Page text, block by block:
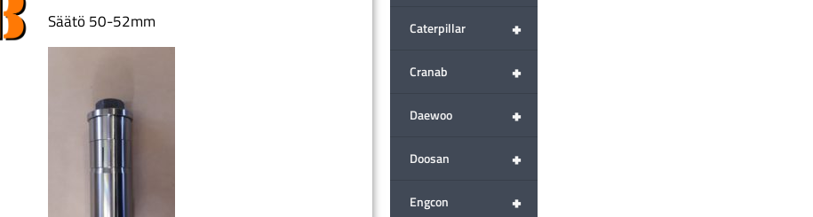
Säätö 50-52mm +
Caterpillar
+
Cranab
+
Daewoo
+
Doosan
+
Engcon